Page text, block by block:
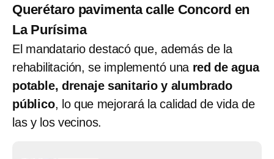
Querétaro pavimenta calle Concord en
La Purísima
El mandatario destacó que, además de la
rehabilitación, se implementó una red de agua
potable, drenaje sanitario y alumbrado
público, lo que mejorará la calidad de vida de
las y los vecinos.